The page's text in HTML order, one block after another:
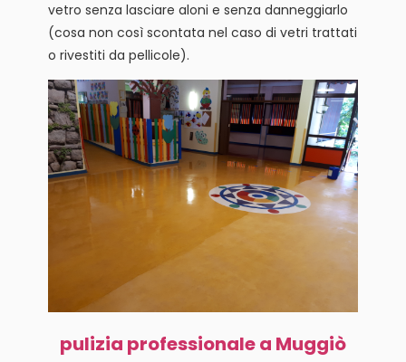
vetro senza lasciare aloni e senza danneggiarlo
(cosa non così scontata nel caso di vetri trattati
o rivestiti da pellicole).
pulizia professionale a Muggiò